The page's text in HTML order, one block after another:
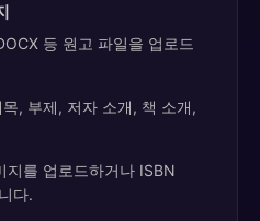
등 원고 파일을 업로드
, 부제, 저자 소개, 책 소개,
를 업로드하거나 ISBN
다.